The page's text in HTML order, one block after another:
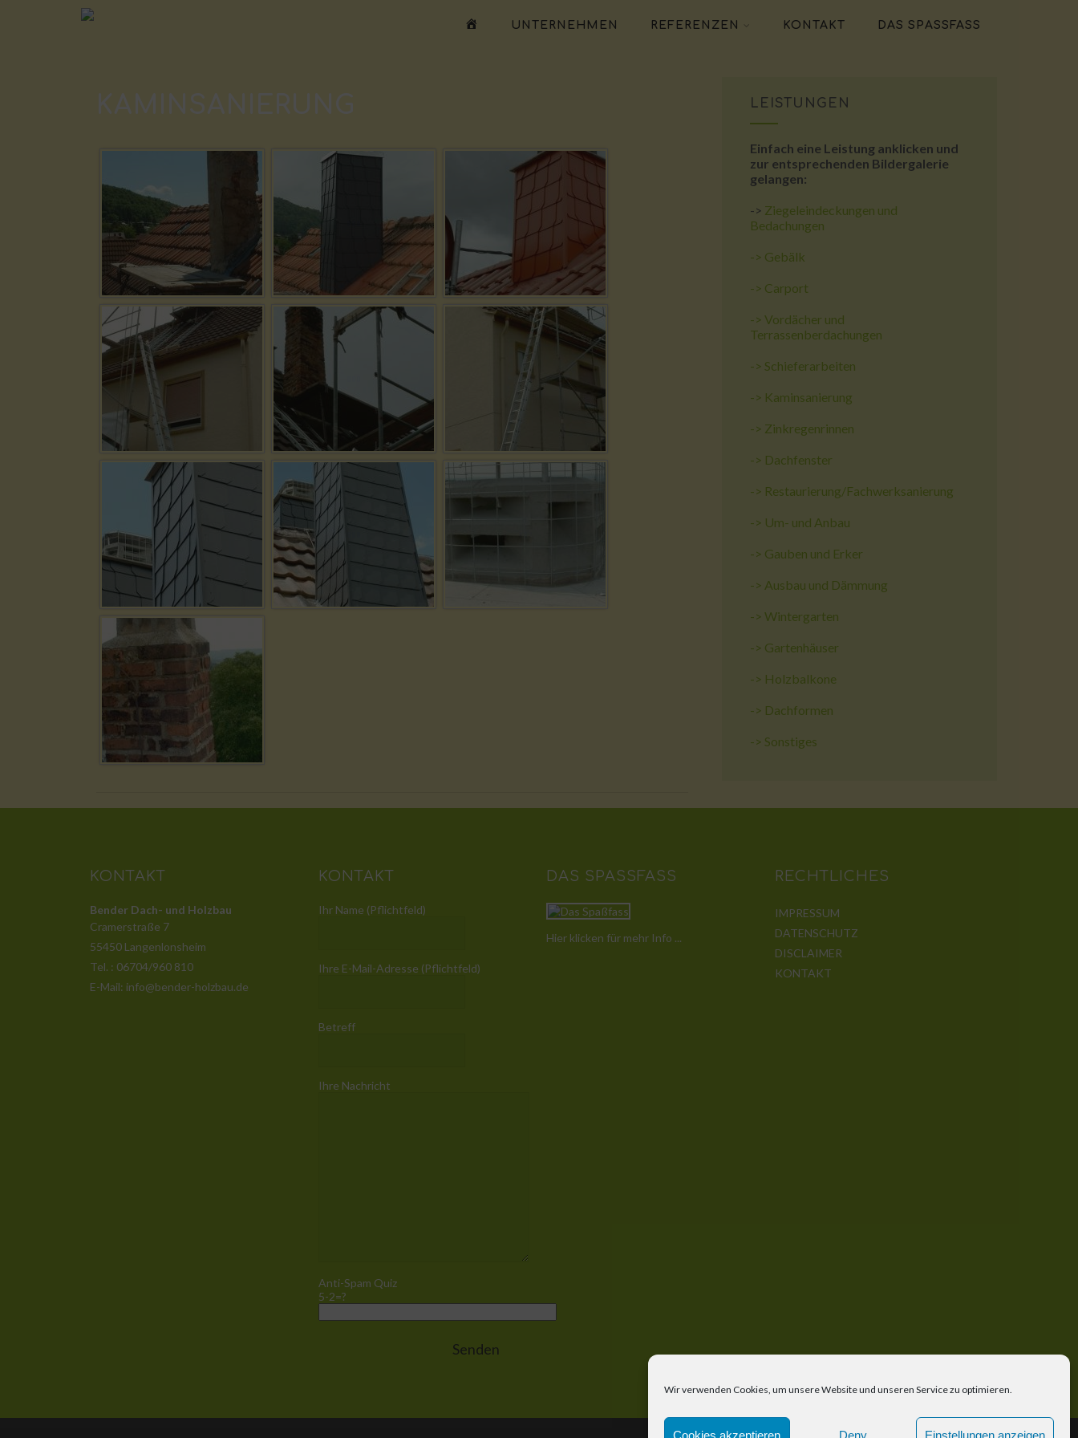
Wir verwenden Cookies, um unsere Website und unseren Service zu optimieren.
Cookies akzeptieren Deny Einstellungen anzeigen
WILLKOMMEN
UNTERNEHMEN REFERENZEN KONTAKT DAS SPASSFASS
LEISTUNGEN
Einfach eine Leistung anklicken und
zur entsprechenden Bildergalerie
gelangen:
-> Ziegeleindeckungen und
Bedachungen
-> Gebälk
-> Carport
-> Vordächer und
Terrassenberdachungen
-> Schieferarbeiten
-> Kaminsanierung
-> Zinkregenrinnen
-> Dachfenster
-> Restaurierung/Fachwerksanierung
-> Um- und Anbau
-> Gauben und Erker
-> Ausbau und Dämmung
-> Wintergarten
-> Gartenhäuser
-> Holzbalkone
-> Dachformen
-> Sonstiges
KONTAKT
Bender Dach- und Holzbau
Cramerstraße 7
55450 Langenlonsheim
Tel. : 06704/960 810
E-Mail: info@bender-holzbau.de
KONTAKT
Ihr Name (Pflichtfeld)
Ihre E-Mail-Adresse (Pflichtfeld)
Betreff
Ihre Nachricht
Anti-Spam Quiz
5-2=?
DAS SPASSFASS
Hier klicken für mehr Info ...
RECHTLICHES
IMPRESSUM
DATENSCHUTZ
DISCLAIMER
KONTAKT